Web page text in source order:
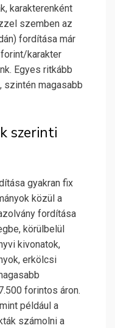
karakterenként
szemben az
fordítása már
karakter
Egyes ritkább
szintén magasabb
szerinti
gyakran fix
közül a
fordítása
körülbelül
kivonatok,
erkölcsi
forintos áron.
például a
számolni a